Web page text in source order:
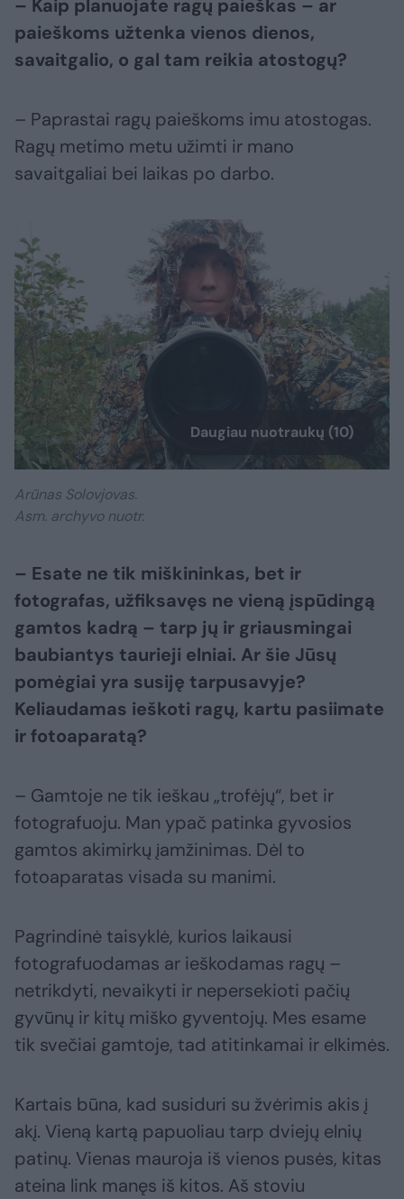
– Kaip planuojate ragų paieškas – ar
paieškoms užtenka vienos dienos,
savaitgalio, o gal tam reikia atostogų?
– Paprastai ragų paieškoms imu atostogas.
Ragų metimo metu užimti ir mano
savaitgaliai bei laikas po darbo.
Daugiau nuotraukų (10)
Arūnas Solovjovas.
Asm. archyvo nuotr.
– Esate ne tik miškininkas, bet ir
fotografas, užfiksavęs ne vieną įspūdingą
gamtos kadrą – tarp jų ir griausmingai
baubiantys taurieji elniai. Ar šie Jūsų
pomėgiai yra susiję tarpusavyje?
Keliaudamas ieškoti ragų, kartu pasiimate
ir fotoaparatą?
– Gamtoje ne tik ieškau „trofėjų“, bet ir
fotografuoju. Man ypač patinka gyvosios
gamtos akimirkų įamžinimas. Dėl to
fotoaparatas visada su manimi.
Pagrindinė taisyklė, kurios laikausi
fotografuodamas ar ieškodamas ragų –
netrikdyti, nevaikyti ir nepersekioti pačių
gyvūnų ir kitų miško gyventojų. Mes esame
tik svečiai gamtoje, tad atitinkamai ir elkimės.
Kartais būna, kad susiduri su žvėrimis akis į
akį. Vieną kartą papuoliau tarp dviejų elnių
patinų. Vienas mauroja iš vienos pusės, kitas
ateina link manęs iš kitos. Aš stoviu